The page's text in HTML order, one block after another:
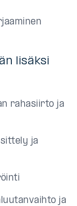
lisäksi
rahasiirto ja
ja
ja